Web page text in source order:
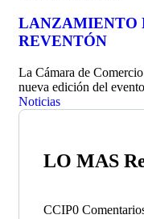
LANZAMIENTO
REVENTÓN
La Cámara de
nueva edición del
Noticias
LO MAS
CCIP0